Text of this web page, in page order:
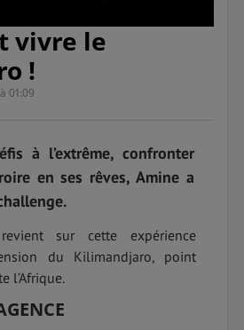
vivre le
!
01:09
à l’extrême, confronter
en ses rêves, Amine a
sur cette expérience
du Kilimandjaro, point
l’Afrique.